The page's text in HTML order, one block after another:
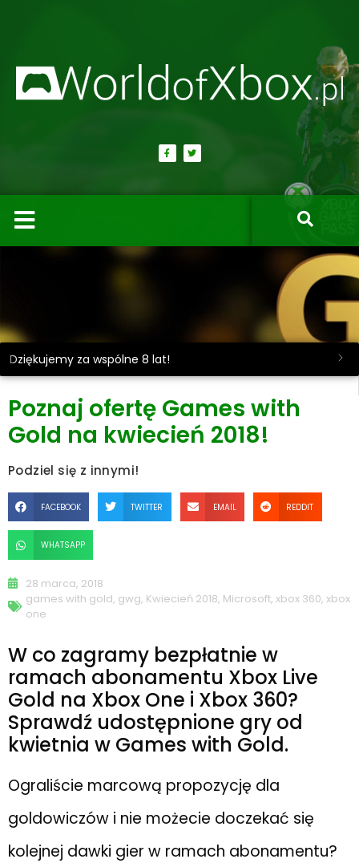
Dziękujemy za wspólne 8 lat!
Poznaj ofertę Games with
Gold na kwiecień 2018!
Podziel się z innymi!
FACEBOOK TWITTER EMAIL REDDIT
WHATSAPP
28 marca, 2018
games with gold, gwg, Kwiecień 2018, Microsoft, xbox 360, xbox
one
W co zagramy bezpłatnie w
ramach abonamentu Xbox Live
Gold na Xbox One i Xbox 360?
Sprawdź udostępnione gry od
kwietnia w Games with Gold.
Ograliście marcową propozycję dla
goldowiczów i nie możecie doczekać się
kolejnej dawki gier w ramach abonamentu?